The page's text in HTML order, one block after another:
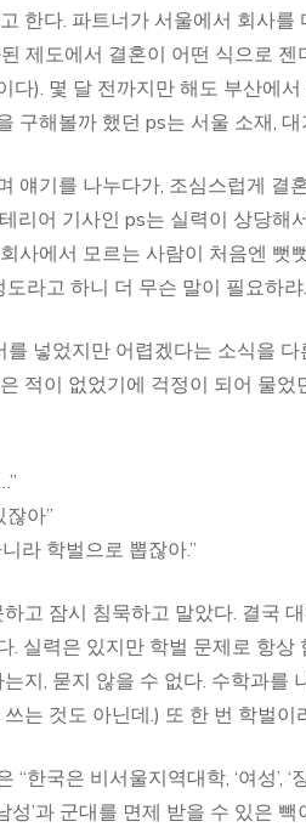
상
한다. 파트너가 서울에서 회사
제도에서 결혼이 어떤 식으로
다). 몇 달 전까지만 해도 부산에
구해볼까 했던 ps는 서울 소재,
얘기를 나누다가, 조심스럽게 결
리어 기사인 ps는 실력이 상당
사에서 모르는 사람이 처음엔 뻣
라고 하니 더 무슨 말이 필요하랴.
를 넣었지만 어렵겠다는 소식을
적이 없었기에 걱정이 되어 물었
아”
라 학벌으로 뽑잖아.”
고 잠시 침묵하고 말았다. 결국
. 실력은 있지만 학벌 문제로 항
지, 묻지 않을 수 없다. 수학과
는 것도 아닌데.) 또 한 번 학벌
“한국은 비서울지역대학, ‘여성’,
성’과 군대를 면제 받을 수 있은 빽